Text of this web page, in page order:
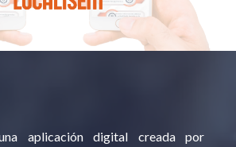
aplicación digital creada por